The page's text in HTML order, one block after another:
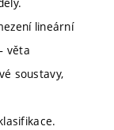
lineární
věta
soustavy,